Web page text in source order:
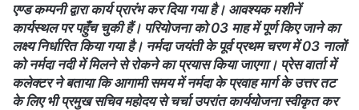
एण्ड कम्पनी द्वारा कार्य प्रारंभ कर दिया गया है। आवश्यक मशीनें
कार्यस्थल पर पहुँच चुकी हैं। परियोजना को 03 माह में पूर्ण किए जाने का
लक्ष्य निर्धारित किया गया है। नर्मदा जयंती के पूर्व प्रथम चरण में 03 नालों
को नर्मदा नदी में मिलने से रोकने का प्रयास किया जाएगा। प्रेस वार्ता में
कलेक्टर ने बताया कि आगामी समय में नर्मदा के प्रवाह मार्ग के उत्तर तट
के लिए भी प्रमुख सचिव महोदय से चर्चा उपरांत कार्ययोजना स्वीकृत कर